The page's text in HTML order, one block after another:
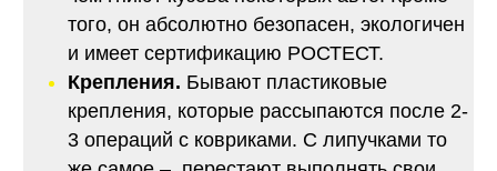
того, он абсолютно безопасен, экологичен
и имеет сертификацию РОСТЕСТ.
Крепления. Бывают пластиковые
крепления, которые рассыпаются после 2-
3 операций с ковриками. С липучками то